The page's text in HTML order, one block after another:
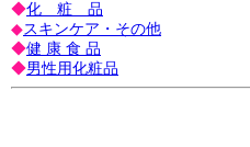
◆化 粧 品
◆スキンケア・その他
◆健 康 食 品
◆男性用化粧品